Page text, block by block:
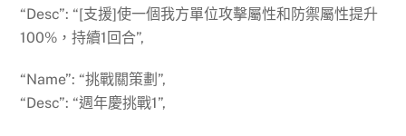
“Desc”: “[支援]使一個我方單位攻擊屬性和防禦屬性提升
100%，持續1回合”,
“Name”: “挑戰關策劃”,
“Desc”: “週年慶挑戰1”,